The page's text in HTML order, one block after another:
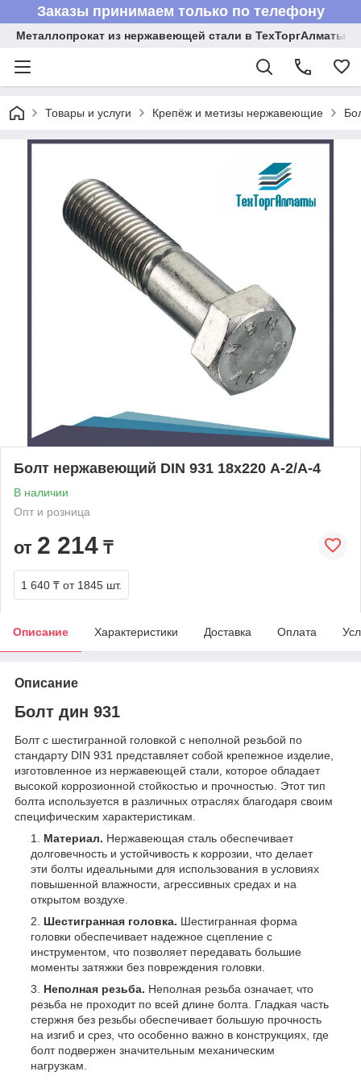
Заказы принимаем только по телефону
Металлопрокат из нержавеющей стали в ТехТоргАлматы
Товары и услуги Крепёж и метизы нержавеющие
Болт нержавеющий DIN 931 18х220 A-2/A-4
В наличии
Опт и розница
от 2 214 ₸
1 640 ₸ от 1845 шт.
Описание Характеристики Доставка Оплата
Описание
Болт дин 931
Болт с шестигранной головкой с неполной резьбой по
стандарту DIN 931 представляет собой крепежное изделие,
изготовленное из нержавеющей стали, которое обладает
высокой коррозионной стойкостью и прочностью. Этот тип
болта используется в различных отраслях благодаря своим
специфическим характеристикам.
Материал. Нержавеющая сталь обеспечивает
долговечность и устойчивость к коррозии, что делает
эти болты идеальными для использования в условиях
повышенной влажности, агрессивных средах и на
открытом воздухе.
Шестигранная головка. Шестигранная форма
головки обеспечивает надежное сцепление с
инструментом, что позволяет передавать большие
моменты затяжки без повреждения головки.
Неполная резьба. Неполная резьба означает, что
резьба не проходит по всей длине болта. Гладкая часть
стержня без резьбы обеспечивает большую прочность
на изгиб и срез, что особенно важно в конструкциях, где
болт подвержен значительным механическим
нагрузкам.